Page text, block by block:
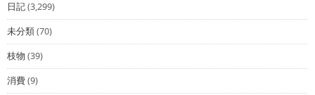
日記(3,299)
未分類(70)
枝物 (39)
消費(9)